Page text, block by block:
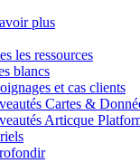
plus
les ressources
blancs
et cas clients
Cartes &
Articque